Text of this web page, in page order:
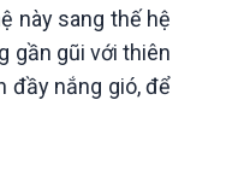
này sang thế hệ
gần gũi với thiên
đầy nắng gió, để